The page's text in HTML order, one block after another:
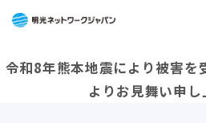
令和8年熊本地震により被害を
よりお見舞い申し